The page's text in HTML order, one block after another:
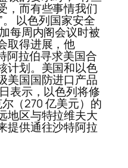
，而有些事情我们
。 以色列国家安全
每周内阁会议时被
取得进展，他
阿拉伯寻求美国合
计划。美国和以色
美国国防进口产品
表示，以色列将修
（270 亿美元）的
地区与特拉维夫大
提供通往沙特阿拉